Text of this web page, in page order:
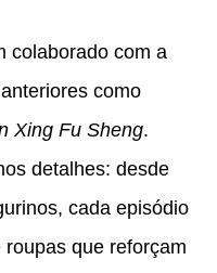
colaborado com a
como
Xing Fu Sheng.
detalhes: desde
cada episódio
que reforçam